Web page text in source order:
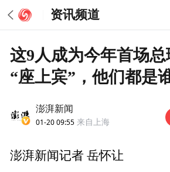
资讯频道
这9人成为今年首场
“座上宾”，他们都是
澎湃新闻
01-20 09:55 来自上海
澎湃新闻记者 岳怀让